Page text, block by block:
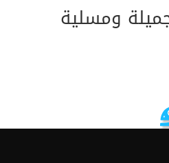
ومسلية